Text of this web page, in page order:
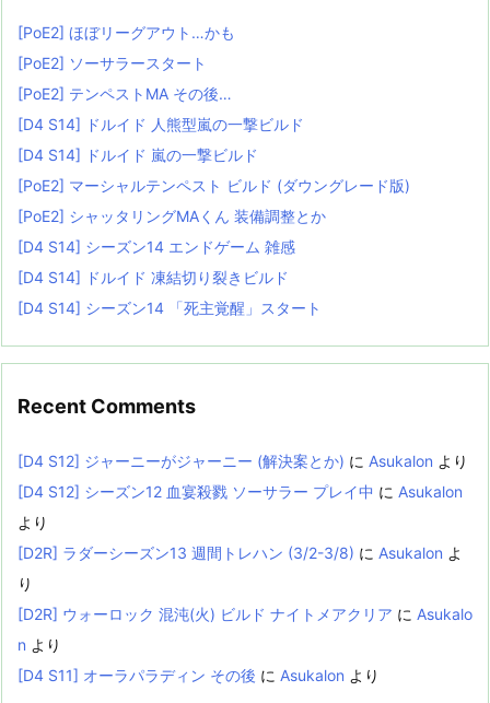
[PoE2] ほぼリーグアウト…かも
[PoE2] ソーサラースタート
[PoE2] テンペストMA その後…
[D4 S14] ドルイド 人熊型嵐の一撃ビルド
[D4 S14] ドルイド 嵐の一撃ビルド
[PoE2] マーシャルテンペスト ビルド (ダウングレード版)
[PoE2] シャッタリングMAくん 装備調整とか
[D4 S14] シーズン14 エンドゲーム 雑感
[D4 S14] ドルイド 凍結切り裂きビルド
[D4 S14] シーズン14 「死主覚醒」スタート
Recent Comments
[D4 S12] ジャーニーがジャーニー (解決案とか) に Asukalon より
[D4 S12] シーズン12 血宴殺戮 ソーサラー プレイ中 に Asukalon
より
[D2R] ラダーシーズン13 週間トレハン (3/2-3/8) に Asukalon よ
り
[D2R] ウォーロック 混沌(火) ビルド ナイトメアクリア に Asukalo
n より
[D4 S11] オーラパラディン その後 に Asukalon より